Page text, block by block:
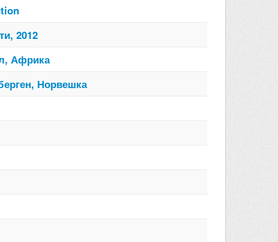
2012
Африка
Норвешка